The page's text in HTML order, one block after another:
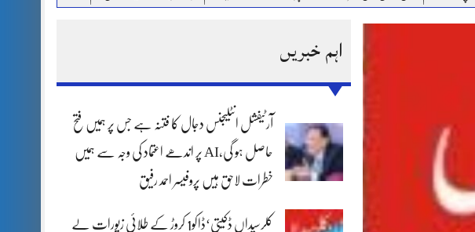
اہم خبریں
آرٹیفشل انٹلیجنس دجال کا فتنہ ہے جس پر ہمیں فتح
حاصل ہو گی،AI پر اندھے اعتماد کی وجہ سے ہمیں
خطرات لاحق ہیں پروفیسر احمد رفیق
کلرسیداں ڈکیتی‘ڈاکو1 کروڑ کے طلائی زیورات لے